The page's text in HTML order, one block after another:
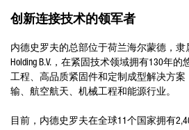
创新连接技术的领军者
内德史罗夫的总部位于荷兰海尔蒙德，隶属
Holding B.V.，在紧固技术领域拥有130年
工程、高品质紧固件和定制成型解决方案
输、航空航天、机械工程和能源行业。
目前，内德史罗夫在全球11个国家拥有